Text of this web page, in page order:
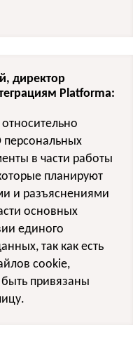
директор
Platforma:
в части работы
планируют
и разъяснениями
основных
единого
так как есть
cookie,
привязаны